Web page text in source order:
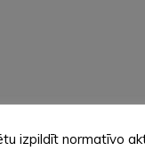
izpildīt normatīvo